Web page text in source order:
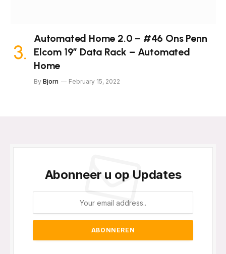
Automated Home 2.0 – #46 Ons Penn
Elcom 19″ Data Rack – Automated
Home
By Bjorn February 15, 2022
Abonneer u op Updates